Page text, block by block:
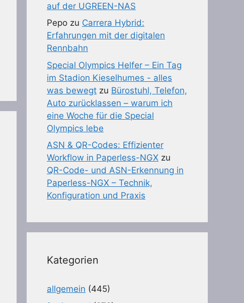
auf der UGREEN-NAS
Pepo zu Carrera Hybrid:
Erfahrungen mit der digitalen
Rennbahn
Special Olympics Helfer – Ein Tag
im Stadion Kieselhumes - alles
was bewegt zu Bürostuhl, Telefon,
Auto zurücklassen – warum ich
eine Woche für die Special
Olympics lebe
ASN & QR-Codes: Effizienter
Workflow in Paperless-NGX zu
QR-Code- und ASN-Erkennung in
Paperless-NGX – Technik,
Konfiguration und Praxis
Kategorien
allgemein (445)